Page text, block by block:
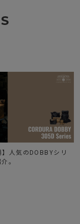
】人気のDOBBYシリ
。